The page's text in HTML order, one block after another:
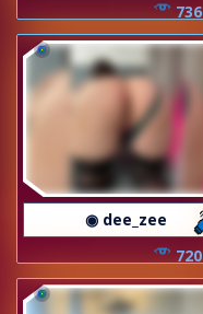
736
◉ dee_zee
720